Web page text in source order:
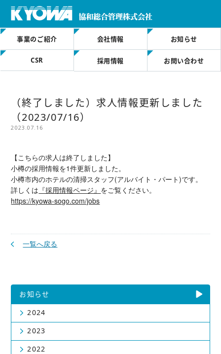
事業のご紹介 会社情報 お知らせ
CSR 採用情報 お問い合わせ
（終了しました）求人情報更新しました
（2023/07/16）
2023.07.16
【こちらの求人は終了しました】
小樽の採用情報を1件更新しました。
小樽市内のホテルの清掃スタッフ(アルバイト・パート)です。
詳しくは 『採用情報ページ』 をご覧ください。
https://kyowa-sogo.com/jobs
一覧へ戻る
お知らせ
2024
2023
2022